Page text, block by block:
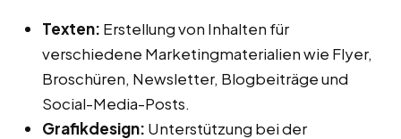
Texten: Erstellung von Inhalten für
verschiedene Marketingmaterialien wie Flyer,
Broschüren, Newsletter, Blogbeiträge und
Social-Media-Posts.
Grafikdesign: Unterstützung bei der